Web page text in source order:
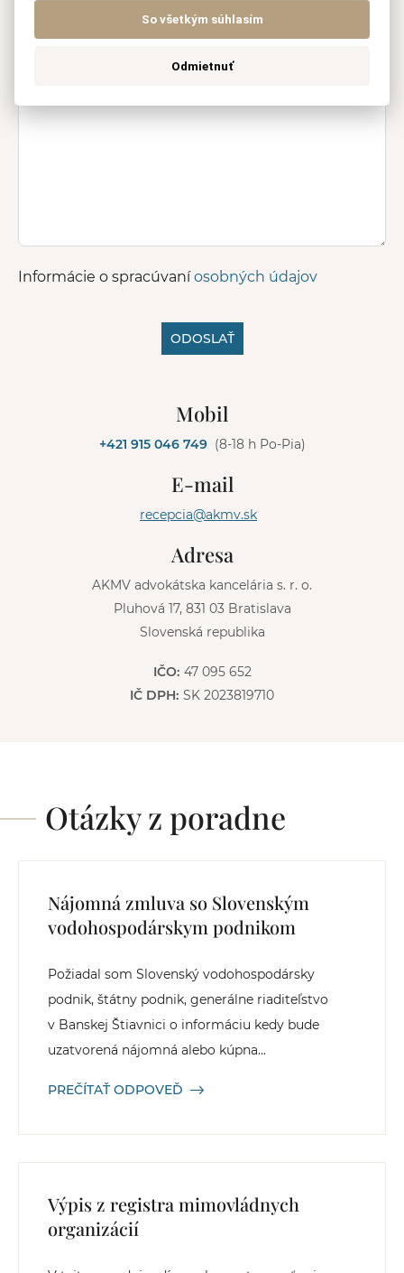
Informácie o spracúvaníosobných údajov
ODOSLAŤ
Mobil
+421 915 046 749 (8-18 h Po-Pia)
E-mail
recepcia@akmv.sk
Adresa
AKMV advokátska kancelária s. r. o.
Pluhová 17, 831 03 Bratislava
Slovenská republika
IČO: 47 095 652
IČ DPH: SK 2023819710
Otázky z poradne
Nájomná zmluva so Slovenským
vodohospodárskym podnikom
Požiadal som Slovenský vodohospodársky
podnik, štátny podnik, generálne riaditeľstvo
v Banskej Štiavnici o informáciu kedy bude
uzatvorená nájomná alebo kúpna...
PREČÍTAŤ ODPOVEĎ
Výpis z registra mimovládnych
organizácií
So všetkým súhlasím
Odmietnuť